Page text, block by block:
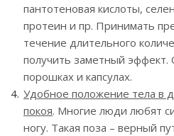
пантотеновая кислоты,
протеин и пр. Принимать
течение длительного
получить заметный эффект.
порошках и капсулах.
Удобное положение тела в
покоя. Многие люди любят
ногу. Такая поза – верный